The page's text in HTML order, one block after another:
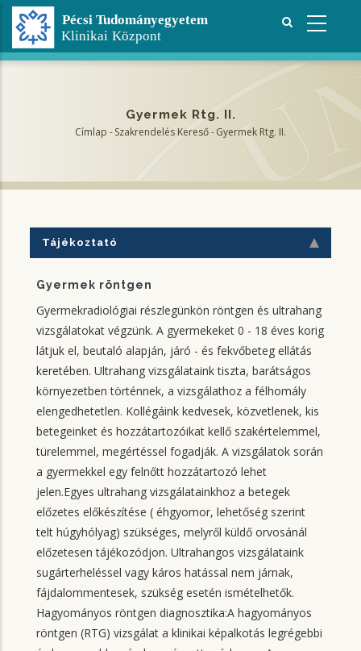
Ugrás
tartalomra
Gyermek Rtg. II.
Címlap -Szakrendelés Kereső-Gyermek Rtg. II.
Tájékoztató
Gyermek röntgen
Gyermekradiológiai részlegünkön röntgen és ultrahang
vizsgálatokat végzünk. A gyermekeket 0 - 18 éves korig
látjuk el, beutaló alapján, járó - és fekvőbeteg ellátás
keretében. Ultrahang vizsgálataink tiszta, barátságos
környezetben történnek, a vizsgálathoz a félhomály
elengedhetetlen. Kollégáink kedvesek, közvetlenek, kis
betegeinket és hozzátartozóikat kellő szakértelemmel,
türelemmel, megértéssel fogadják. A vizsgálatok során
a gyermekkel egy felnőtt hozzátartozó lehet
jelen.Egyes ultrahang vizsgálatainkhoz a betegek
előzetes előkészítése ( éhgyomor, lehetőség szerint
telt húgyhólyag) szükséges, melyről küldő orvosánál
előzetesen tájékozódjon. Ultrahangos vizsgálataink
sugárterheléssel vagy káros hatással nem járnak,
fájdalommentesek, szükség esetén ismételhetők.
Hagyományos röntgen diagnosztika:A hagyományos
röntgen (RTG) vizsgálat a klinikai képalkotás legrégebbi